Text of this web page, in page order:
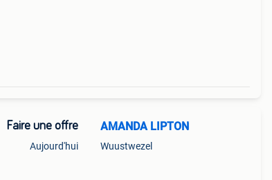
Faire une offre
Aujourd'hui
AMANDA LIPTON
Wuustwezel